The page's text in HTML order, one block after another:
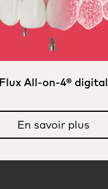
Flux All-on-4® digital
En savoir plus